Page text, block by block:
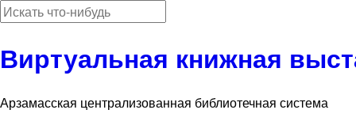
Виртуальная книжная
Арзамасская централизованная библиотечная система